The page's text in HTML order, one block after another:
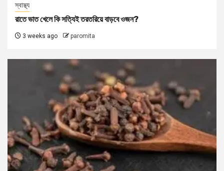
স্বাস্থ্য
রাতে ভাত খেলে কি সত্যিই তরতরিয়ে বাড়বে ওজন?
3 weeks ago paromita